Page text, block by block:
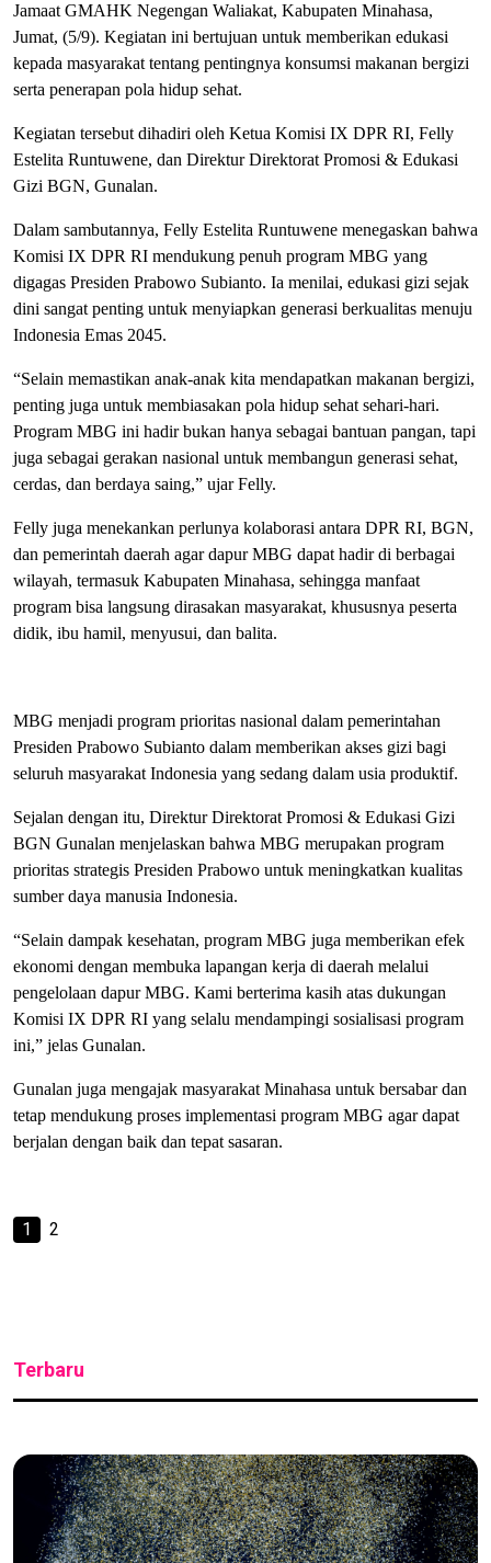
Jamaat GMAHK Negengan Waliakat, Kabupaten Minahasa,
Jumat, (5/9). Kegiatan ini bertujuan untuk memberikan edukasi
kepada masyarakat tentang pentingnya konsumsi makanan bergizi
serta penerapan pola hidup sehat.
Kegiatan tersebut dihadiri oleh Ketua Komisi IX DPR RI, Felly
Estelita Runtuwene, dan Direktur Direktorat Promosi & Edukasi
Gizi BGN, Gunalan.
Dalam sambutannya, Felly Estelita Runtuwene menegaskan bahwa
Komisi IX DPR RI mendukung penuh program MBG yang
digagas Presiden Prabowo Subianto. Ia menilai, edukasi gizi sejak
dini sangat penting untuk menyiapkan generasi berkualitas menuju
Indonesia Emas 2045.
“Selain memastikan anak-anak kita mendapatkan makanan bergizi,
penting juga untuk membiasakan pola hidup sehat sehari-hari.
Program MBG ini hadir bukan hanya sebagai bantuan pangan, tapi
juga sebagai gerakan nasional untuk membangun generasi sehat,
cerdas, dan berdaya saing,” ujar Felly.
Felly juga menekankan perlunya kolaborasi antara DPR RI, BGN,
dan pemerintah daerah agar dapur MBG dapat hadir di berbagai
wilayah, termasuk Kabupaten Minahasa, sehingga manfaat
program bisa langsung dirasakan masyarakat, khususnya peserta
didik, ibu hamil, menyusui, dan balita.
MBG menjadi program prioritas nasional dalam pemerintahan
Presiden Prabowo Subianto dalam memberikan akses gizi bagi
seluruh masyarakat Indonesia yang sedang dalam usia produktif.
Sejalan dengan itu, Direktur Direktorat Promosi & Edukasi Gizi
BGN Gunalan menjelaskan bahwa MBG merupakan program
prioritas strategis Presiden Prabowo untuk meningkatkan kualitas
sumber daya manusia Indonesia.
“Selain dampak kesehatan, program MBG juga memberikan efek
ekonomi dengan membuka lapangan kerja di daerah melalui
pengelolaan dapur MBG. Kami berterima kasih atas dukungan
Komisi IX DPR RI yang selalu mendampingi sosialisasi program
ini,” jelas Gunalan.
Gunalan juga mengajak masyarakat Minahasa untuk bersabar dan
tetap mendukung proses implementasi program MBG agar dapat
berjalan dengan baik dan tepat sasaran.
1 2
Terbaru